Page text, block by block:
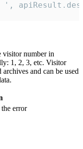
',
visitor number in
1, 2, 3, etc. Visitor
and can be used
error